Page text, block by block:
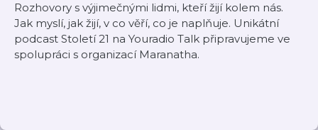
Rozhovory s výjimečnými lidmi, kteří žijí kolem nás.
Jak myslí, jak žijí, v co věří, co je naplňuje. Unikátní
podcast Století 21 na Youradio Talk připravujeme ve
spolupráci s organizací Maranatha.